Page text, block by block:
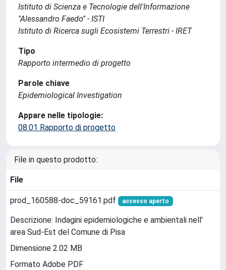
Istituto di Scienza e Tecnologie dell'Informazione
"Alessandro Faedo" - ISTI
Istituto di Ricerca sugli Ecosistemi Terrestri - IRET
Tipo
Rapporto intermedio di progetto
Parole chiave
Epidemiological Investigation
Appare nelle tipologie:
08.01 Rapporto di progetto
File in questo prodotto:
File
prod_160588-doc_59161.pdf accesso aperto
Descrizione: Indagini epidemiologiche e ambientali nell'
area Sud-Est del Comune di Pisa
Dimensione 2.02 MB
Formato Adobe PDF